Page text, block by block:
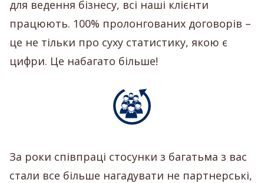
для ведення бізнесу, всі наші клієнти
працюють. 100% пролонгованих договорів –
це не тільки про суху статистику, якою є
цифри. Це набагато більше!
За роки співпраці стосунки з багатьма з вас
стали все більше нагадувати не партнерські,